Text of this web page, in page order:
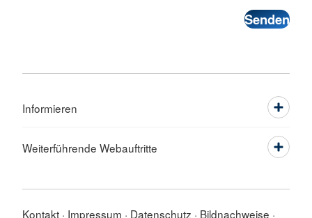
Informieren
Weiterführende Webauftritte
Kontakt Impressum Datenschutz Bildnachweise